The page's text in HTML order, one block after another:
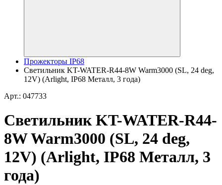
Прожекторы IP68
Светильник KT-WATER-R44-8W Warm3000 (SL, 24 deg,
12V) (Arlight, IP68 Металл, 3 года)
Арт.: 047733
Светильник KT-WATER-R44-
8W Warm3000 (SL, 24 deg,
12V) (Arlight, IP68 Металл, 3
года)